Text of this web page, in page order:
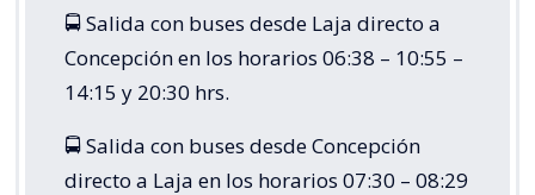
🚍 Salida con buses desde Laja directo a
Concepción en los horarios 06:38 – 10:55 –
14:15 y 20:30 hrs.
🚍 Salida con buses desde Concepción
directo a Laja en los horarios 07:30 – 08:29